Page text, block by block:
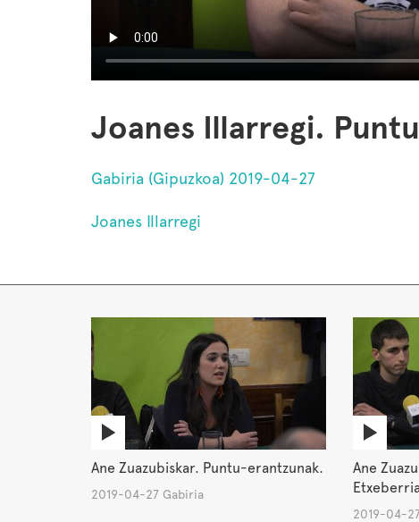
Joanes Illarregi.
Gabiria (Gipuzkoa) 2019-04-27
Joanes Illarregi
Ane Zuazubiskar. Puntu-erantzunak.
2019-04-27 Gabiria
Ane
2019-04-